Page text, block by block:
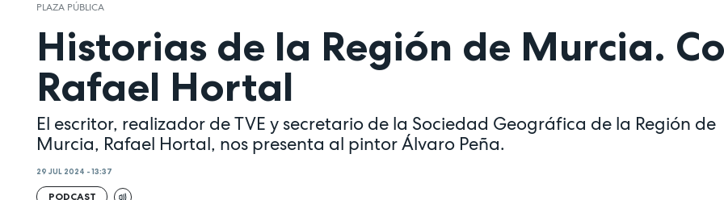
PLAZA PÚBLICA
Historias de la Región de Murcia.
Rafael Hortal
El escritor, realizador de TVE y secretario de la Sociedad Geográfica de la Región de
Murcia, Rafael Hortal, nos presenta al pintor Álvaro Peña.
29 JUL 2024 - 13:37
PODCAST